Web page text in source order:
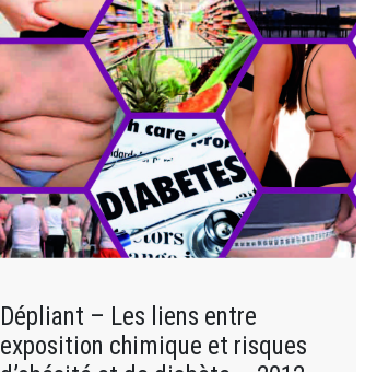
Dépliant – Les liens entre
exposition chimique et risques